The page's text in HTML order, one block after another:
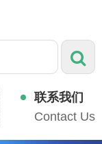
联系我们
Contact Us